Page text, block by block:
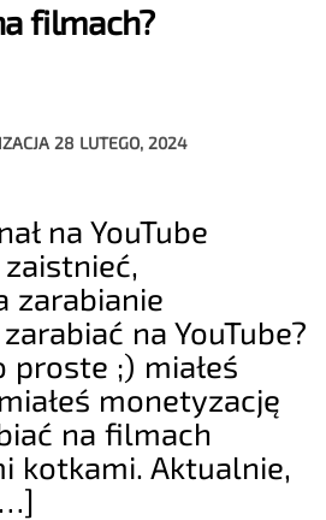
filmach?
28 LUTEGO, 2024
na YouTube
zarabianie
na YouTube?
proste ;) miałeś
monetyzację
na filmach
kotkami. Aktualnie,